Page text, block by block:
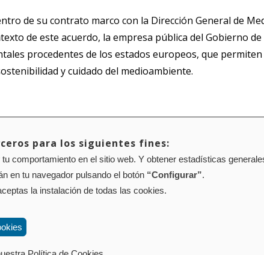
de su contrato marco con la Dirección General de
de este acuerdo, la empresa pública del Gobierno
procedentes de los estados europeos, que
y cuidado del medioambiente.
Mapa web Configuración de cookies
Pamplona (Navarra) Tel.: 848 42 08 72 corporacion@cpen.es
para los siguientes fines:
comportamiento en el sitio web. Y obtener estadísticas
en tu navegador pulsando el botón “Configurar”.
la instalación de todas las cookies.